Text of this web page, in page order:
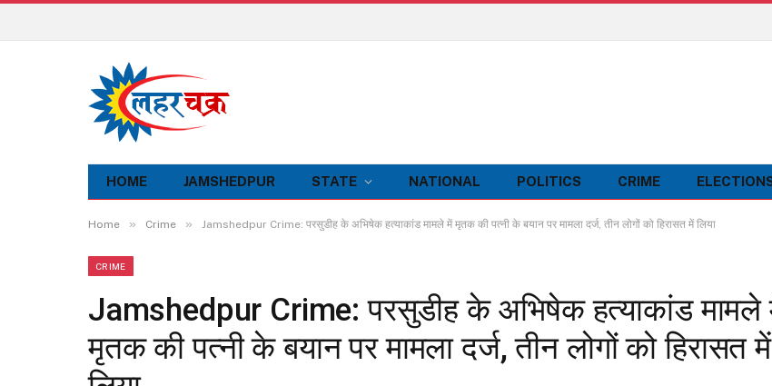
HOME JAMSHEDPUR STATE NATIONAL POLITICS CRIME
Home » Crime » Jamshedpur Crime: परसुडीह के अभिषेक हत्याकांड मामले में मृतक की पत्नी के बयान पर मामला दर्ज, तीन लोगों को हिरासत में लिया
CRIME
Jamshedpur Crime: परसुडीह के अभिषेक हत्याकांड मामले
मृतक की पत्नी के बयान पर मामला दर्ज, तीन लोगों को हिरासत में